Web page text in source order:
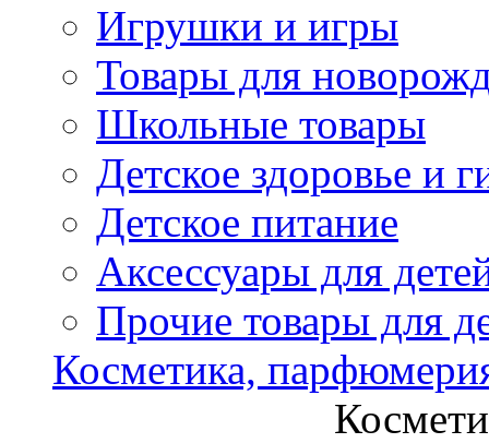
Игрушки и игры
Товары для
Школьные товары
Детское здоровье и
Детское питание
Аксессуары для
Прочие товары для
Косметика,